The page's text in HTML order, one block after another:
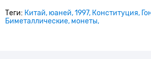
Теги: Китай юаней 1997 Конституция
Биметаллические монеты